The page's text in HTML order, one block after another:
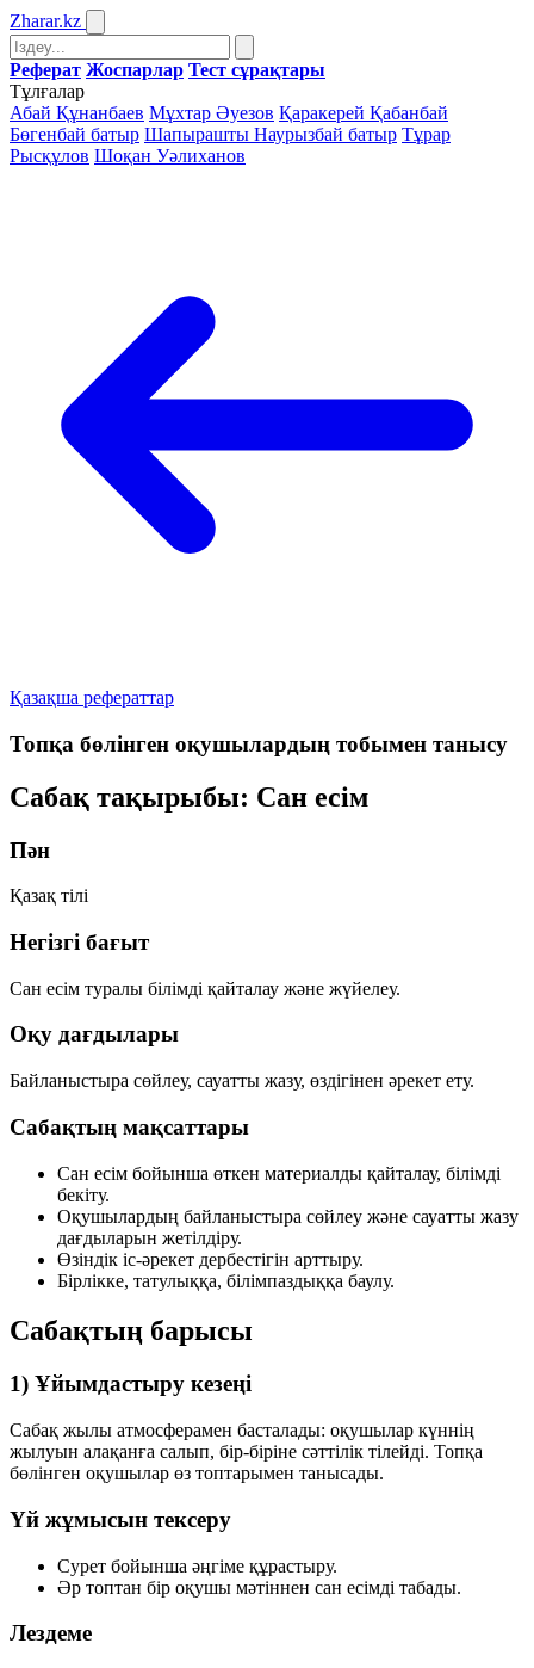
Zharar.kz
Реферат Жоспарлар Тест сұрақтары
Тұлғалар
Абай Құнанбаев Мұхтар Әуезов Қаракерей Қабанбай
Бөгенбай батыр Шапырашты Наурызбай батыр Тұрар
Рысқұлов Шоқан Уәлиханов
Қазақша рефераттар
Топқа бөлінген оқушылардың тобымен танысу
Сабақ тақырыбы: Сан есім
Пән
Қазақ тілі
Негізгі бағыт
Сан есім туралы білімді қайталау және жүйелеу.
Оқу дағдылары
Байланыстыра сөйлеу, сауатты жазу, өздігінен әрекет ету.
Сабақтың мақсаттары
Сан есім бойынша өткен материалды қайталау, білімді
бекіту.
Оқушылардың байланыстыра сөйлеу және сауатты жазу
дағдыларын жетілдіру.
Өзіндік іс-әрекет дербестігін арттыру.
Бірлікке, татулыққа, білімпаздыққа баулу.
Сабақтың барысы
1) Ұйымдастыру кезеңі
Сабақ жылы атмосферамен басталады: оқушылар күннің
жылуын алақанға салып, бір-біріне сәттілік тілейді. Топқа
бөлінген оқушылар өз топтарымен танысады.
Үй жұмысын тексеру
Сурет бойынша әңгіме құрастыру.
Әр топтан бір оқушы мәтіннен сан есімді табады.
Лездеме